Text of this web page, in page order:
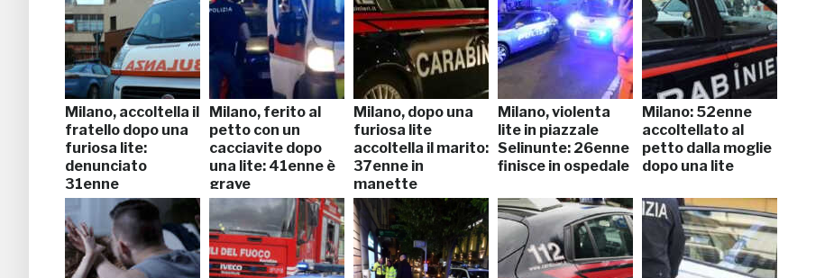
Milano, accoltella il
fratello dopo una
furiosa lite:
denunciato
31enne
Milano, ferito al
petto con un
cacciavite dopo
una lite: 41enne è
grave
Milano, dopo una
furiosa lite
accoltella il marito:
37enne in
manette
Milano, violenta
lite in piazzale
Selinunte: 26enne
finisce in ospedale
Milano: 52enne
accoltellato al
petto dalla moglie
dopo una lite